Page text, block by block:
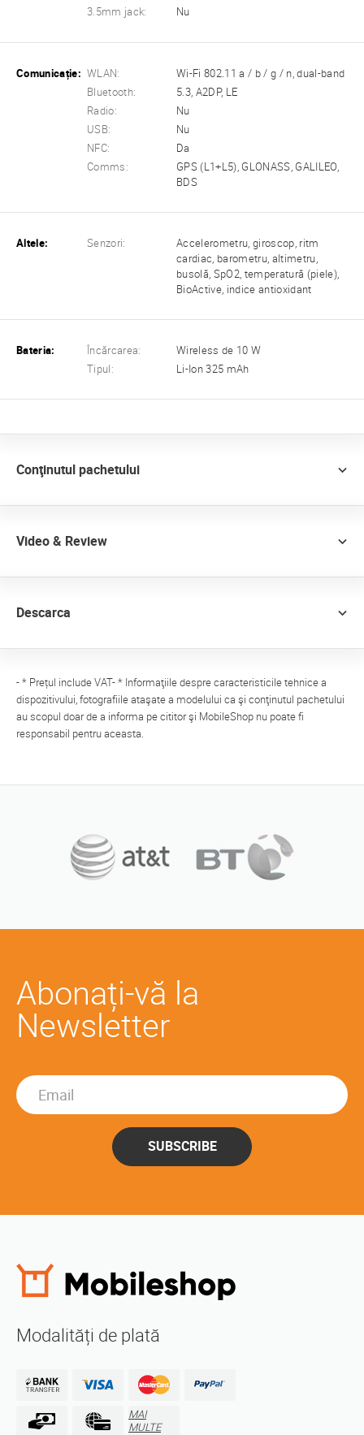
3.5mm jack: Nu
Comunicație: WLAN:
Wi-Fi 802.11 a / b / g / n, dual-band
Bluetooth:
5.3, A2DP, LE
Radio:
Nu
USB:
Nu
NFC:
Da
Comms:
GPS (L1+L5), GLONASS, GALILEO,
BDS
Altele: Senzori:
Accelerometru, giroscop, ritm
cardiac, barometru, altimetru,
busolă, SpO2, temperatură (piele),
BioActive, indice antioxidant
Bateria: Încărcarea:
Wireless de 10 W
Tipul:
Li-Ion 325 mAh
Conţinutul pachetului
Video & Review
Descarca
- * Prețul include VAT- * Informaţiile despre caracteristicile tehnice a
dispozitivului, fotografiile ataşate a modelului ca şi conţinutul pachetului
au scopul doar de a informa pe cititor şi MobileShop nu poate fi
responsabil pentru aceasta.
Abonați-vă la
Newsletter
SUBSCRIBE
Modalități de plată
MAI
MULTE